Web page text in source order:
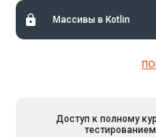
Массивы в Kotlin
Доступ к полному